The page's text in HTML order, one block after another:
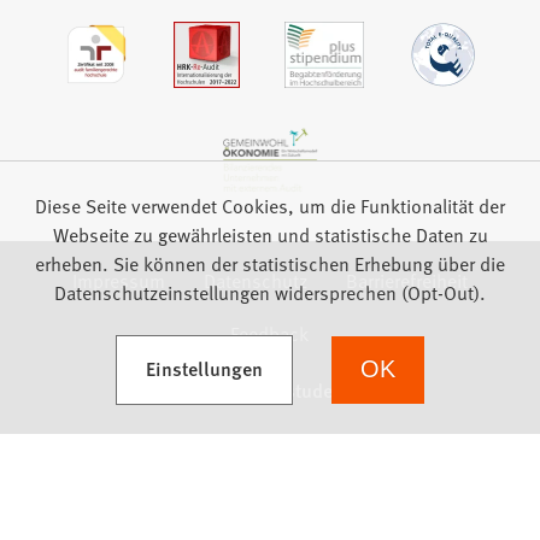
Impressum Datenschutz
Barrierefreiheit
Feedback
Diese Seite verwendet Cookies, um die Funktionalität der
Webseite zu gewährleisten und statistische Daten zu
erheben. Sie können der statistischen Erhebung über die
Datenschutzeinstellungen widersprechen (Opt-Out).
Einstellungen
(Öffnet in einem neuen Tab) OK